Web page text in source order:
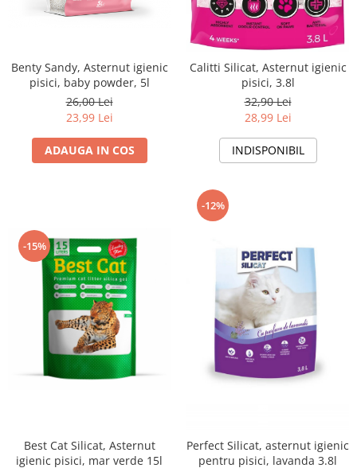
Benty Sandy, Asternut igienic
pisici, baby powder, 5l
26,00 Lei
23,99 Lei
ADAUGA IN COS
Calitti Silicat, Asternut igienic
pisici, 3.8l
32,90 Lei
28,99 Lei
INDISPONIBIL
-15%
Best Cat Silicat, Asternut
igienic pisici, mar verde 15l
-12%
Perfect Silicat, asternut igienic
pentru pisici, lavanda 3.8l